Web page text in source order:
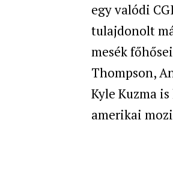
egy valódi
tulajdonolt
mesék
Thompson,
Kyle Kuzma
amerikai